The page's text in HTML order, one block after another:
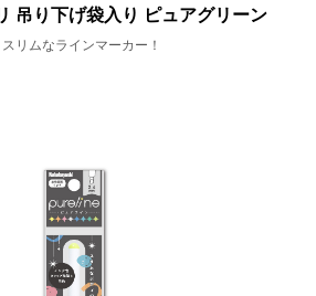
吊り下げ袋入り ピュアグリーン
リムなラインマーカー！